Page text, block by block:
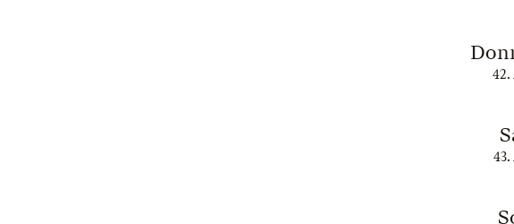
42.
43.